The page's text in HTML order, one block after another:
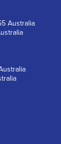
Australia